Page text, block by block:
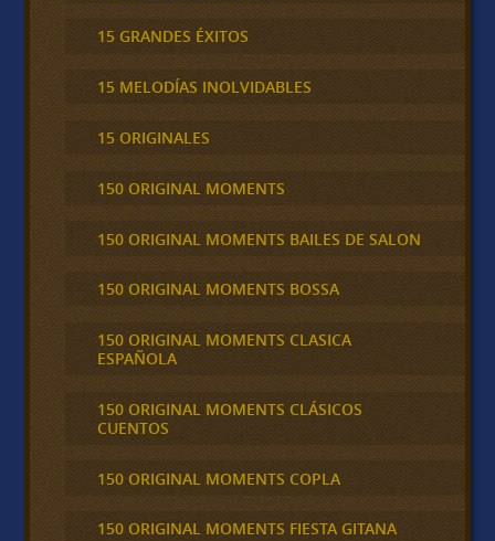
15 GRANDES ÉXITOS
15 MELODÍAS INOLVIDABLES
15 ORIGINALES
150 ORIGINAL MOMENTS
150 ORIGINAL MOMENTS BAILES DE SALON
150 ORIGINAL MOMENTS BOSSA
150 ORIGINAL MOMENTS CLASICA
ESPAÑOLA
150 ORIGINAL MOMENTS CLÁSICOS
CUENTOS
150 ORIGINAL MOMENTS COPLA
150 ORIGINAL MOMENTS FIESTA GITANA